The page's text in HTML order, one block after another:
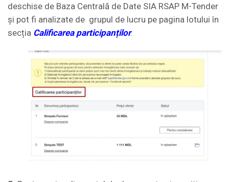
deschise de Baza Centrală de Date SIA RSAP M-Tender
și pot fi analizate de grupul de lucru pe pagina lotului în
secția Calificarea participanților.